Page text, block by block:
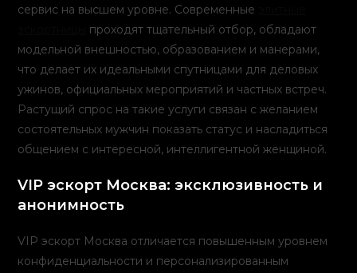
сервис на высшем уровне. Современные
проходят тщательный отбор, обладают
модельной внешностью, образованием и манерами,
что делает их идеальными спутницами для деловых
ужинов, официальных мероприятий и частных встреч.
Растущий спрос на такие услуги связан с желанием
состоятельных мужчин показать статус и насладиться
общением с интересной, интеллигентной женщиной.
VIP эскорт Москва: эксклюзивность и
анонимность
VIP эскорт Москва отличается повышенным уровнем
конфиденциальности и персонализированным